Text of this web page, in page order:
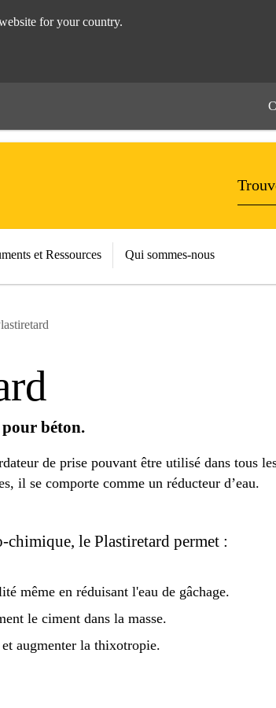
for your country.
et Ressources Qui sommes-nous
béton.
de prise pouvant être utilisé dans tous
il se comporte comme un réducteur d’eau.
chimique, le Plastiretard permet :
même en réduisant l'eau de gâchage.
le ciment dans la masse.
augmenter la thixotropie.